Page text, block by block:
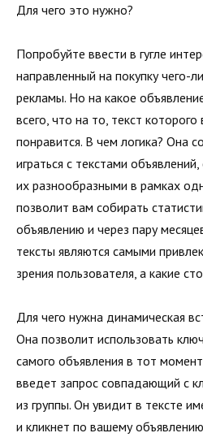
Для чего это нужно?
Попробуйте ввести в гугле
направленный на покупку чего-
рекламы. Но на какое
всего, что на то, текст
понравится. В чем логика? Она
играться с текстами
их разнообразными в рамках
позволит вам собирать
объявлению и через пару
тексты являются самыми
зрения пользователя, а какие
Для чего нужна динамическая
Она позволит использовать
самого объявления в тот
введет запрос совпадающий с
из группы. Он увидит в тексте
и кликнет по вашему